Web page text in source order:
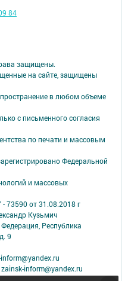
защищены.
на сайте, защищены
в любом объеме
с письменного согласия
по печати и массовым
Федеральной
и массовых
73590 от 31.08.2018 г
Кузьмич
Республика
9
inform@yandex.ru
84